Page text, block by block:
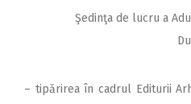
Şedinţa de lucru a
– tipărirea în cadrul Editurii